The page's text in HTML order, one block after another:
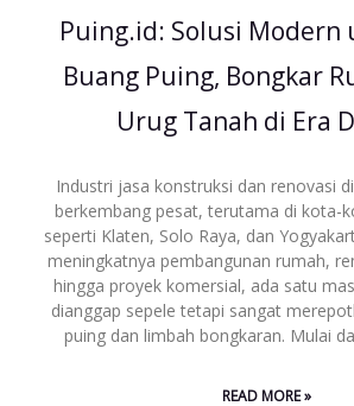
Puing.id: Solusi Modern
Buang Puing, Bongkar
Urug Tanah di Era
Industri jasa konstruksi dan renovasi
berkembang pesat, terutama di kota-
seperti Klaten, Solo Raya, dan
meningkatnya pembangunan rumah,
hingga proyek komersial, ada satu
dianggap sepele tetapi sangat
puing dan limbah bongkaran. Mulai
READ MORE »